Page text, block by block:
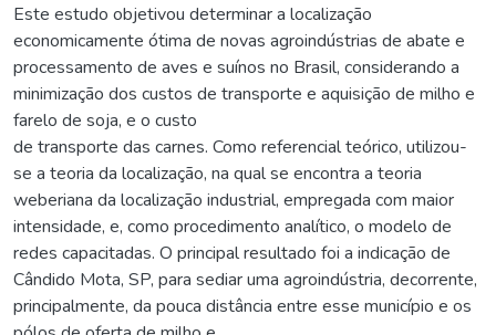
Este estudo objetivou determinar a localização
economicamente ótima de novas agroindústrias de abate e
processamento de aves e suínos no Brasil, considerando a
minimização dos custos de transporte e aquisição de milho e
farelo de soja, e o custo
de transporte das carnes. Como referencial teórico, utilizou-
se a teoria da localização, na qual se encontra a teoria
weberiana da localização industrial, empregada com maior
intensidade, e, como procedimento analítico, o modelo de
redes capacitadas. O principal resultado foi a indicação de
Cândido Mota, SP, para sediar uma agroindústria, decorrente,
principalmente, da pouca distância entre esse município e os